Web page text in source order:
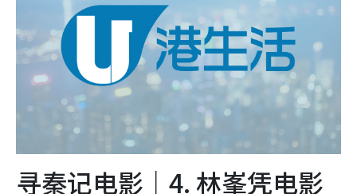
寻秦记电影｜4. 林峯凭电影